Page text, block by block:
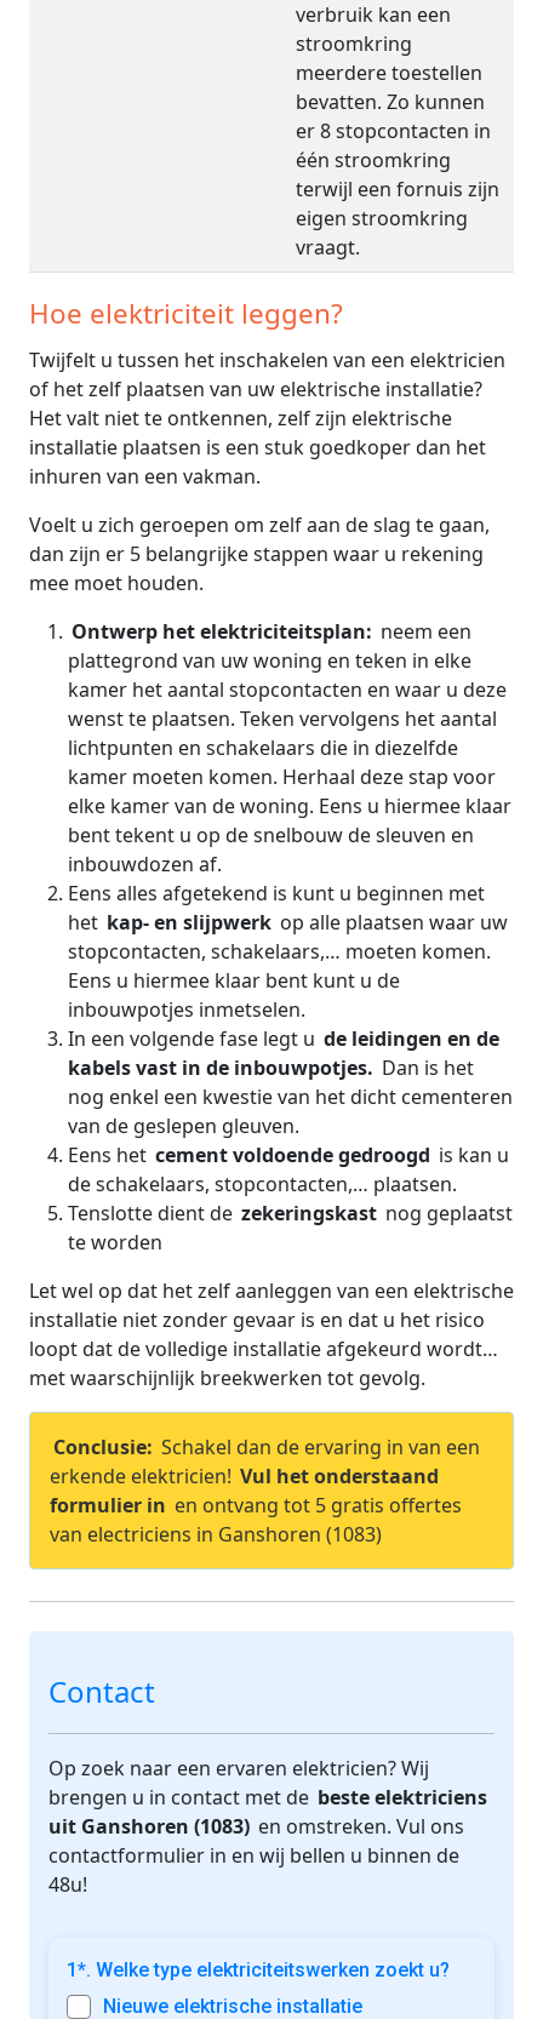
verbruik kan een
stroomkring
meerdere toestellen
bevatten. Zo kunnen
er 8 stopcontacten in
één stroomkring
terwijl een fornuis zijn
eigen stroomkring
vraagt.
Hoe elektriciteit leggen?
Twijfelt u tussen het inschakelen van een elektricien
of het zelf plaatsen van uw elektrische installatie?
Het valt niet te ontkennen, zelf zijn elektrische
installatie plaatsen is een stuk goedkoper dan het
inhuren van een vakman.
Voelt u zich geroepen om zelf aan de slag te gaan,
dan zijn er 5 belangrijke stappen waar u rekening
mee moet houden.
Ontwerp het elektriciteitsplan: neem een
plattegrond van uw woning en teken in elke
kamer het aantal stopcontacten en waar u deze
wenst te plaatsen. Teken vervolgens het aantal
lichtpunten en schakelaars die in diezelfde
kamer moeten komen. Herhaal deze stap voor
elke kamer van de woning. Eens u hiermee klaar
bent tekent u op de snelbouw de sleuven en
inbouwdozen af.
Eens alles afgetekend is kunt u beginnen met
het kap- en slijpwerk op alle plaatsen waar uw
stopcontacten, schakelaars,… moeten komen.
Eens u hiermee klaar bent kunt u de
inbouwpotjes inmetselen.
In een volgende fase legt u de leidingen en de
kabels vast in de inbouwpotjes. Dan is het
nog enkel een kwestie van het dicht cementeren
van de geslepen gleuven.
Eens het cement voldoende gedroogd is kan u
de schakelaars, stopcontacten,… plaatsen.
Tenslotte dient de zekeringskast nog geplaatst
te worden
Let wel op dat het zelf aanleggen van een elektrische
installatie niet zonder gevaar is en dat u het risico
loopt dat de volledige installatie afgekeurd wordt…
met waarschijnlijk breekwerken tot gevolg.
Conclusie: Schakel dan de ervaring in van een
erkende elektricien! Vul het onderstaand
formulier in en ontvang tot 5 gratis offertes
van electriciens in Ganshoren (1083)
Contact
Op zoek naar een ervaren elektricien? Wij
brengen u in contact met de beste elektriciens
uit Ganshoren (1083) en omstreken. Vul ons
contactformulier in en wij bellen u binnen de
48u!
1*. Welke type elektriciteitswerken zoekt u?
Nieuwe elektrische installatie